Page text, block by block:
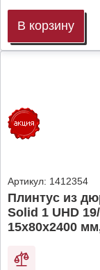
В корзину
Артикул: 1412354
Плинтус из
Solid 1 UHD
15х80х2400